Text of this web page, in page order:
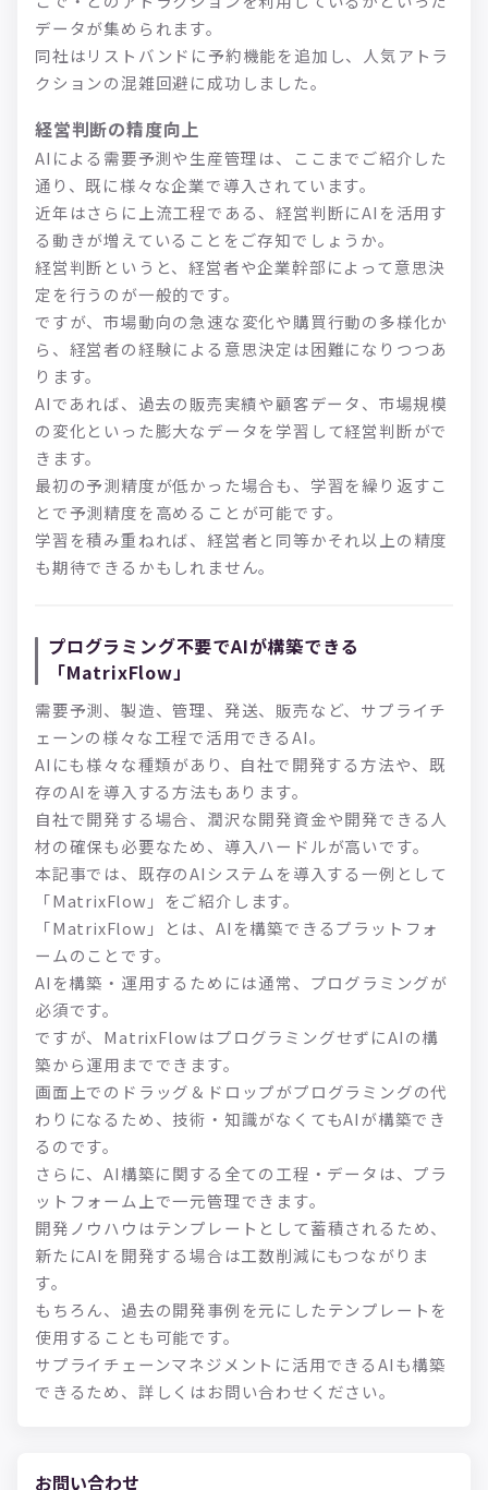
データが集められます。
同社はリストバンドに予約機能を追加し、人気アトラ
クションの混雑回避に成功しました。
経営判断の精度向上
AIによる需要予測や生産管理は、ここまでご紹介した
通り、既に様々な企業で導入されています。
近年はさらに上流工程である、経営判断にAIを活用す
る動きが増えていることをご存知でしょうか。
経営判断というと、経営者や企業幹部によって意思決
定を行うのが一般的です。
ですが、市場動向の急速な変化や購買行動の多様化か
ら、経営者の経験による意思決定は困難になりつつあ
ります。
AIであれば、過去の販売実績や顧客データ、市場規模
の変化といった膨大なデータを学習して経営判断がで
きます。
最初の予測精度が低かった場合も、学習を繰り返すこ
とで予測精度を高めることが可能です。
学習を積み重ねれば、経営者と同等かそれ以上の精度
も期待できるかもしれません。
プログラミング不要でAIが構築できる
「MatrixFlow」
需要予測、製造、管理、発送、販売など、サプライチ
ェーンの様々な工程で活用できるAI。
AIにも様々な種類があり、自社で開発する方法や、既
存のAIを導入する方法もあります。
自社で開発する場合、潤沢な開発資金や開発できる人
材の確保も必要なため、導入ハードルが高いです。
本記事では、既存のAIシステムを導入する一例として
「MatrixFlow」をご紹介します。
「MatrixFlow」とは、AIを構築できるプラットフォ
ームのことです。
AIを構築・運用するためには通常、プログラミングが
必須です。
ですが、MatrixFlowはプログラミングせずにAIの構
築から運用までできます。
画面上でのドラッグ＆ドロップがプログラミングの代
わりになるため、技術・知識がなくてもAIが構築でき
るのです。
さらに、AI構築に関する全ての工程・データは、プラ
ットフォーム上で一元管理できます。
開発ノウハウはテンプレートとして蓄積されるため、
新たにAIを開発する場合は工数削減にもつながりま
す。
もちろん、過去の開発事例を元にしたテンプレートを
使用することも可能です。
サプライチェーンマネジメントに活用できるAIも構築
できるため、詳しくはお問い合わせください。
お問い合わせ